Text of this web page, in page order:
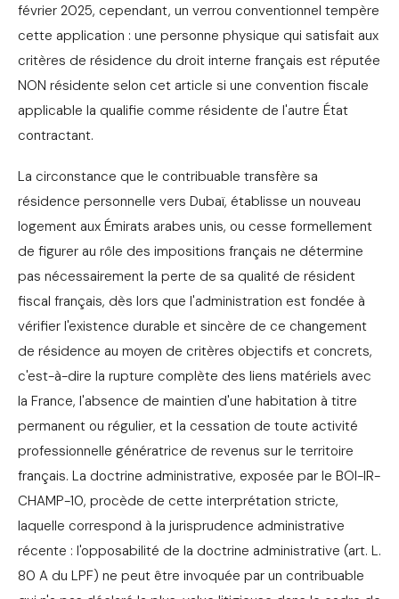
février 2025, cependant, un verrou conventionnel tempère
cette application : une personne physique qui satisfait aux
critères de résidence du droit interne français est réputée
NON résidente selon cet article si une convention fiscale
applicable la qualifie comme résidente de l'autre État
contractant.
La circonstance que le contribuable transfère sa
résidence personnelle vers Dubaï, établisse un nouveau
logement aux Émirats arabes unis, ou cesse formellement
de figurer au rôle des impositions français ne détermine
pas nécessairement la perte de sa qualité de résident
fiscal français, dès lors que l'administration est fondée à
vérifier l'existence durable et sincère de ce changement
de résidence au moyen de critères objectifs et concrets,
c'est-à-dire la rupture complète des liens matériels avec
la France, l'absence de maintien d'une habitation à titre
permanent ou régulier, et la cessation de toute activité
professionnelle génératrice de revenus sur le territoire
français. La doctrine administrative, exposée par le BOI-IR-
CHAMP-10, procède de cette interprétation stricte,
laquelle correspond à la jurisprudence administrative
récente : l'opposabilité de la doctrine administrative (art. L.
80 A du LPF) ne peut être invoquée par un contribuable